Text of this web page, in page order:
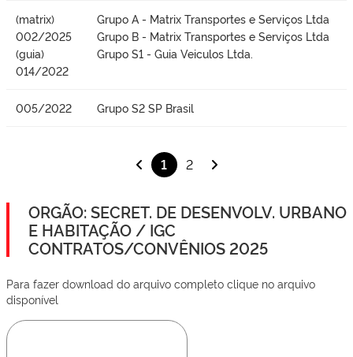
(matrix)
002/2025
(guia)
014/2022
Grupo A - Matrix Transportes e Serviços Ltda
Grupo B - Matrix Transportes e Serviços Ltda
Grupo S1 - Guia Veiculos Ltda.
005/2022 Grupo S2 SP Brasil
1 2
ORGÃO: SECRET. DE DESENVOLV. URBANO
E HABITAÇÃO / IGC
CONTRATOS/CONVÊNIOS 2025
Para fazer download do arquivo completo clique no arquivo
disponível